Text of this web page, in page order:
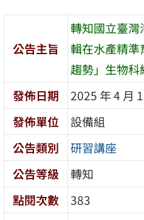
公告主旨
轉知國立臺
輯在水產精
趨勢」生物科
發佈日期
2025 年 4 月
發佈單位
設備組
公告類別
研習講座
公告等級
轉知
點閱次數
383